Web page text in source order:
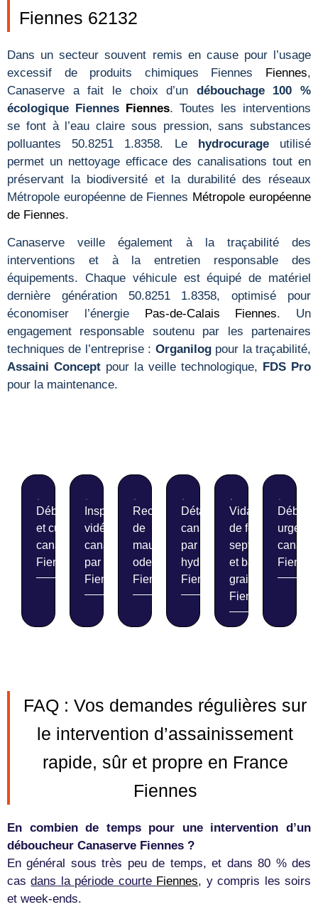
Fiennes 62132
Dans un secteur souvent remis en cause pour l’usage
excessif de produits chimiques Fiennes Fiennes,
Canaserve a fait le choix d’un débouchage 100 %
écologique Fiennes Fiennes. Toutes les interventions
se font à l’eau claire sous pression, sans substances
polluantes 50.8251 1.8358. Le hydrocurageutilisé
permet un nettoyage efficace des canalisations tout en
préservant la biodiversité et la durabilité des réseaux
Métropole européenne de Fiennes Métropole européenne
de Fiennes.
Canaserve veille également à la traçabilité des
interventions et à la entretien responsable des
équipements. Chaque véhicule est équipé de matériel
dernière génération 50.8251 1.8358, optimisé pour
économiser l’énergie Pas-de-Calais Fiennes. Un
engagement responsable soutenu par les partenaires
techniques de l’entreprise : Organilogpour la traçabilité,
Assaini Concept pour la veille technologique, FDS Pro
pour la maintenance.
Débouchage
et curage de
canalisations
Fiennes
Inspection
vidéo de
canalisations
par caméra
Fiennes
Recherche
de
mauvaises
odeurs
Fiennes
Détartrage de
canalisations
par
hydrocurage
Fiennes
Vidange
de fosses
septiques
et bacs à
graisse
Fiennes
urgent
Fiennes
FAQ : Vos demandes régulières sur
le intervention d’assainissement
rapide, sûr et propre en France
Fiennes
En combien de temps pour une intervention d’un
déboucheur Canaserve Fiennes ?
En général sous très peu de temps, et dans 80 % des
casdans la période courte Fiennes, y compris les soirs
et week-ends.